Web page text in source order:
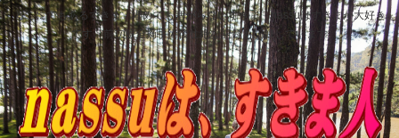
どこにでもあるすきま 埋めても塞がらないすきま nassuはすきまが大好き
です 前立腺全摘手術後壮絶な記録も記録しています